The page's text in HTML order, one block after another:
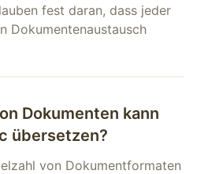
fest daran, dass jeder
Dokumentenaustausch
Dokumenten kann
übersetzen?
von Dokumentformaten